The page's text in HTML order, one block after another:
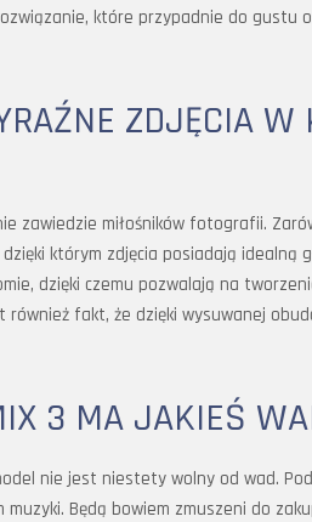
które przypadnie do gustu
ZDJĘCIA W
zawiedzie miłośników fotografii.
którym zdjęcia posiadają idealną
dzięki czemu pozwalają na
również fakt, że dzięki wysuwanej
3 MA JAKIEŚ
nie jest niestety wolny od wad.
muzyki. Będą bowiem zmuszeni do